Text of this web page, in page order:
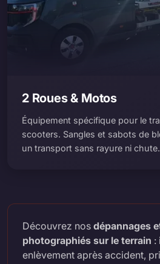
2 Roues & Motos
Équipement spécifique pour le
scooters. Sangles et sabots de
un transport sans rayure ni chute.
Découvrez nos dépannages
photographiés sur le terrain :
enlèvement après accident,